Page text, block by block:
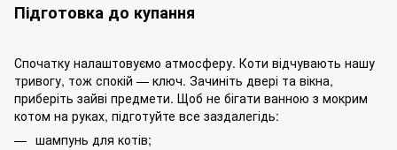
Підготовка до купання
Спочатку налаштовуємо атмосферу. Коти відчувають нашу
тривогу, тож спокій — ключ. Зачиніть двері та вікна,
приберіть зайві предмети. Щоб не бігати ванною з мокрим
котом на руках, підготуйте все заздалегідь:
шампунь для котів;